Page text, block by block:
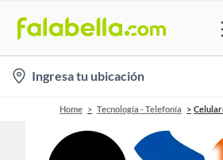
location-
icon
Ingresa tu ubicación
Home Tecnología - Telefonía